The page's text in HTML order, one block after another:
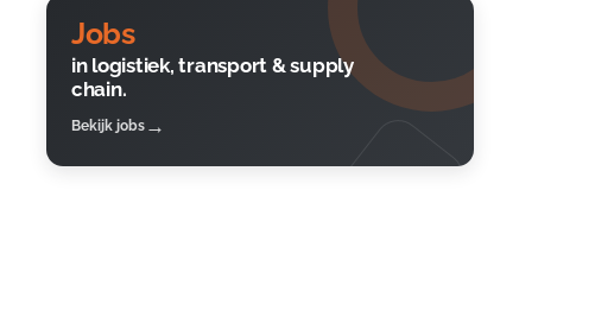
Jobs
in logistiek, transport & supply
chain.
Bekijk jobs